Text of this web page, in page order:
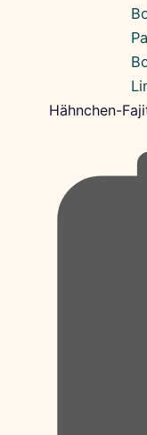
Hähnchen-